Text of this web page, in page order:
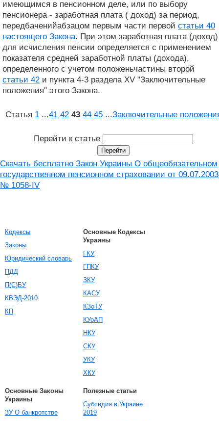
имеющимся в пенсионном деле, или по выбору
пенсионера - заработная плата ( доход) за период,
передбаченийабзацом первым части первой статьи 40
настоящего Закона. При этом заработная плата (доход)
для исчисления пенсии определяется с применением
показателя средней заработной платы (дохода),
определенного с учетом положеньчастины второй
статьи 42 и пункта 4-3 раздела XV "Заключительные
положения" этого Закона.
Статья 1 ...41 42 43 44 45 ...Заключительные
Перейти к статье
Скачать бесплатно Закон Украины О общеобязательном
государственном пенсионном страховании от 09.07.2003
№ 1058-IV
Кодексы
Законы
Юридический словарь
ПДД
П(С)БУ
КВЭД-2010
КП
Основные Кодексы
Украины
ГКУ
ГПКУ
ЗКУ
КАСУ
КЗоТУ
КУоАП
НКУ
СКУ
УКУ
ХКУ
Основные Законы
Украины
ЗУ О банкротстве
Полезные статьи
Субсидия в Украине
2019